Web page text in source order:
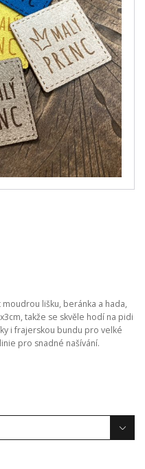
lišku, beránka a hada,
takže se skvěle hodí na pidi
i frajerskou bundu pro velké
pro snadné našívání.